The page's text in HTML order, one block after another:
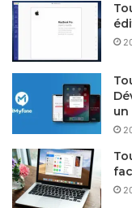
un